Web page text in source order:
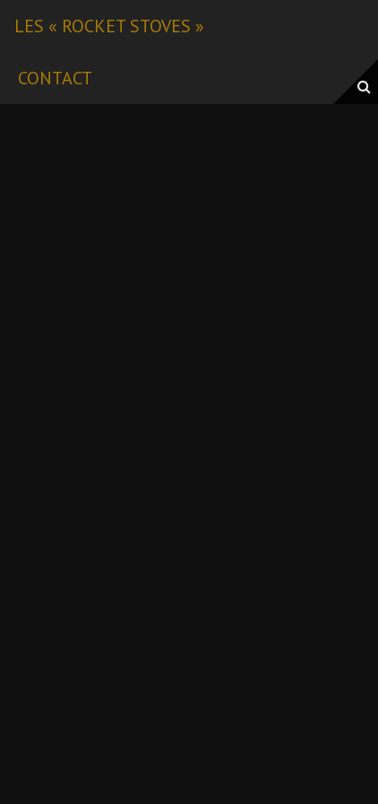
LES « ROCKET STOVES »
CONTACT